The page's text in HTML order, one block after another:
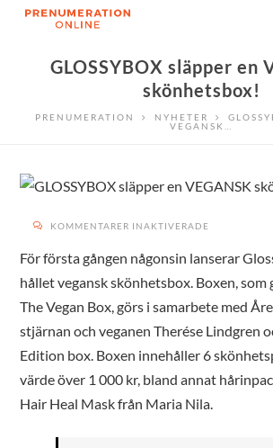
GLOSSYBOX släpper en
skönhetsbox!
PRENUMERATION NYHETER
VEGANSK…
KOMMENTARER INAKTIVERADE
VEGANSK
För första gången någonsin lanserar
hållet vegansk skönhetsbox. Boxen, som
The Vegan Box, görs i samarbete med
stjärnan och veganen Therése Lindgren
Edition box. Boxen innehåller 6
värde över 1 000 kr, bland annat
Hair Heal Mask från Maria Nila.